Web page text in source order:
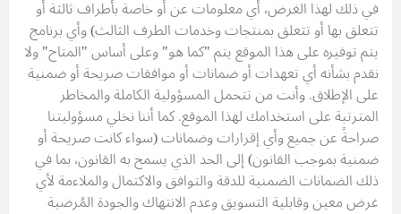
في ذلك لهذا الغرض، أي معلومات عن أو خاصة بأطراف ثالثة أو
تتعلق بها أو تتعلق بمنتجات وخدمات الطرف الثالث) وأي برنامج
يتم توفيره على هذا الموقع يتم "كما هو" وعلى أساس "المتاح" ولا
نقدم بشأنه أي تعهدات أو ضمانات أو موافقات صريحة أو ضمنية
على الإطلاق. وأنت من تتحمل المسؤولية الكاملة والمخاطر
المترتبة على استخدامك لهذا الموقع. كما أننا نخلي مسؤوليتنا
صراحةً عن جميع وأي إقرارات وضمانات (سواء كانت صريحة أو
ضمنية بموجب القانون) إلى الحد الذي يسمح به القانون، بما في
ذلك الضمانات الضمنية للدقة والتوافق والاكتمال والملاءمة لأي
غرض معين وقابلية التسويق وعدم الانتهاك والجودة المُرضية